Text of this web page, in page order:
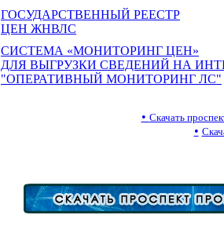
ГОСУДАРСТВЕННЫЙ РЕЕСТР
ЦЕН ЖНВЛС
СИСТЕМА «МОНИТОРИНГ ЦЕН»
ДЛЯ ВЫГРУЗКИ СВЕДЕНИЙ НА
"ОПЕРАТИВНЫЙ МОНИТОРИНГ ЛС"
• Скачать
•